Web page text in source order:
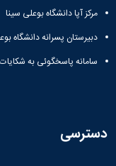
مرکز آپا دانشگاه بوعلی سینا
دبیرستان پسرانه دانشگاه
سامانه پاسخگوئی به
دسترسی